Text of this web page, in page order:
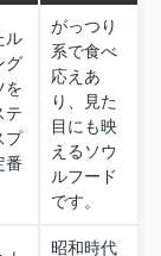
ル
グ
を
テ
プ
番
がっつり
系で食べ
応えあ
り、見た
目にも映
えるソウ
ルフード
です。
昭和時代